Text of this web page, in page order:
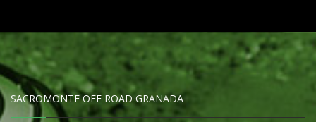
SACROMONTE OFF ROAD GRANADA